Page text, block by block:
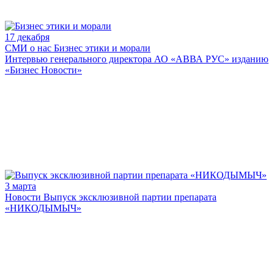
17 декабря
СМИ о нас Бизнес этики и морали
Интервью генерального директора АО «АВВА РУС» изданию
«Бизнес Новости»
3 марта
Новости Выпуск эксклюзивной партии препарата
«НИКОДЫМЫЧ»